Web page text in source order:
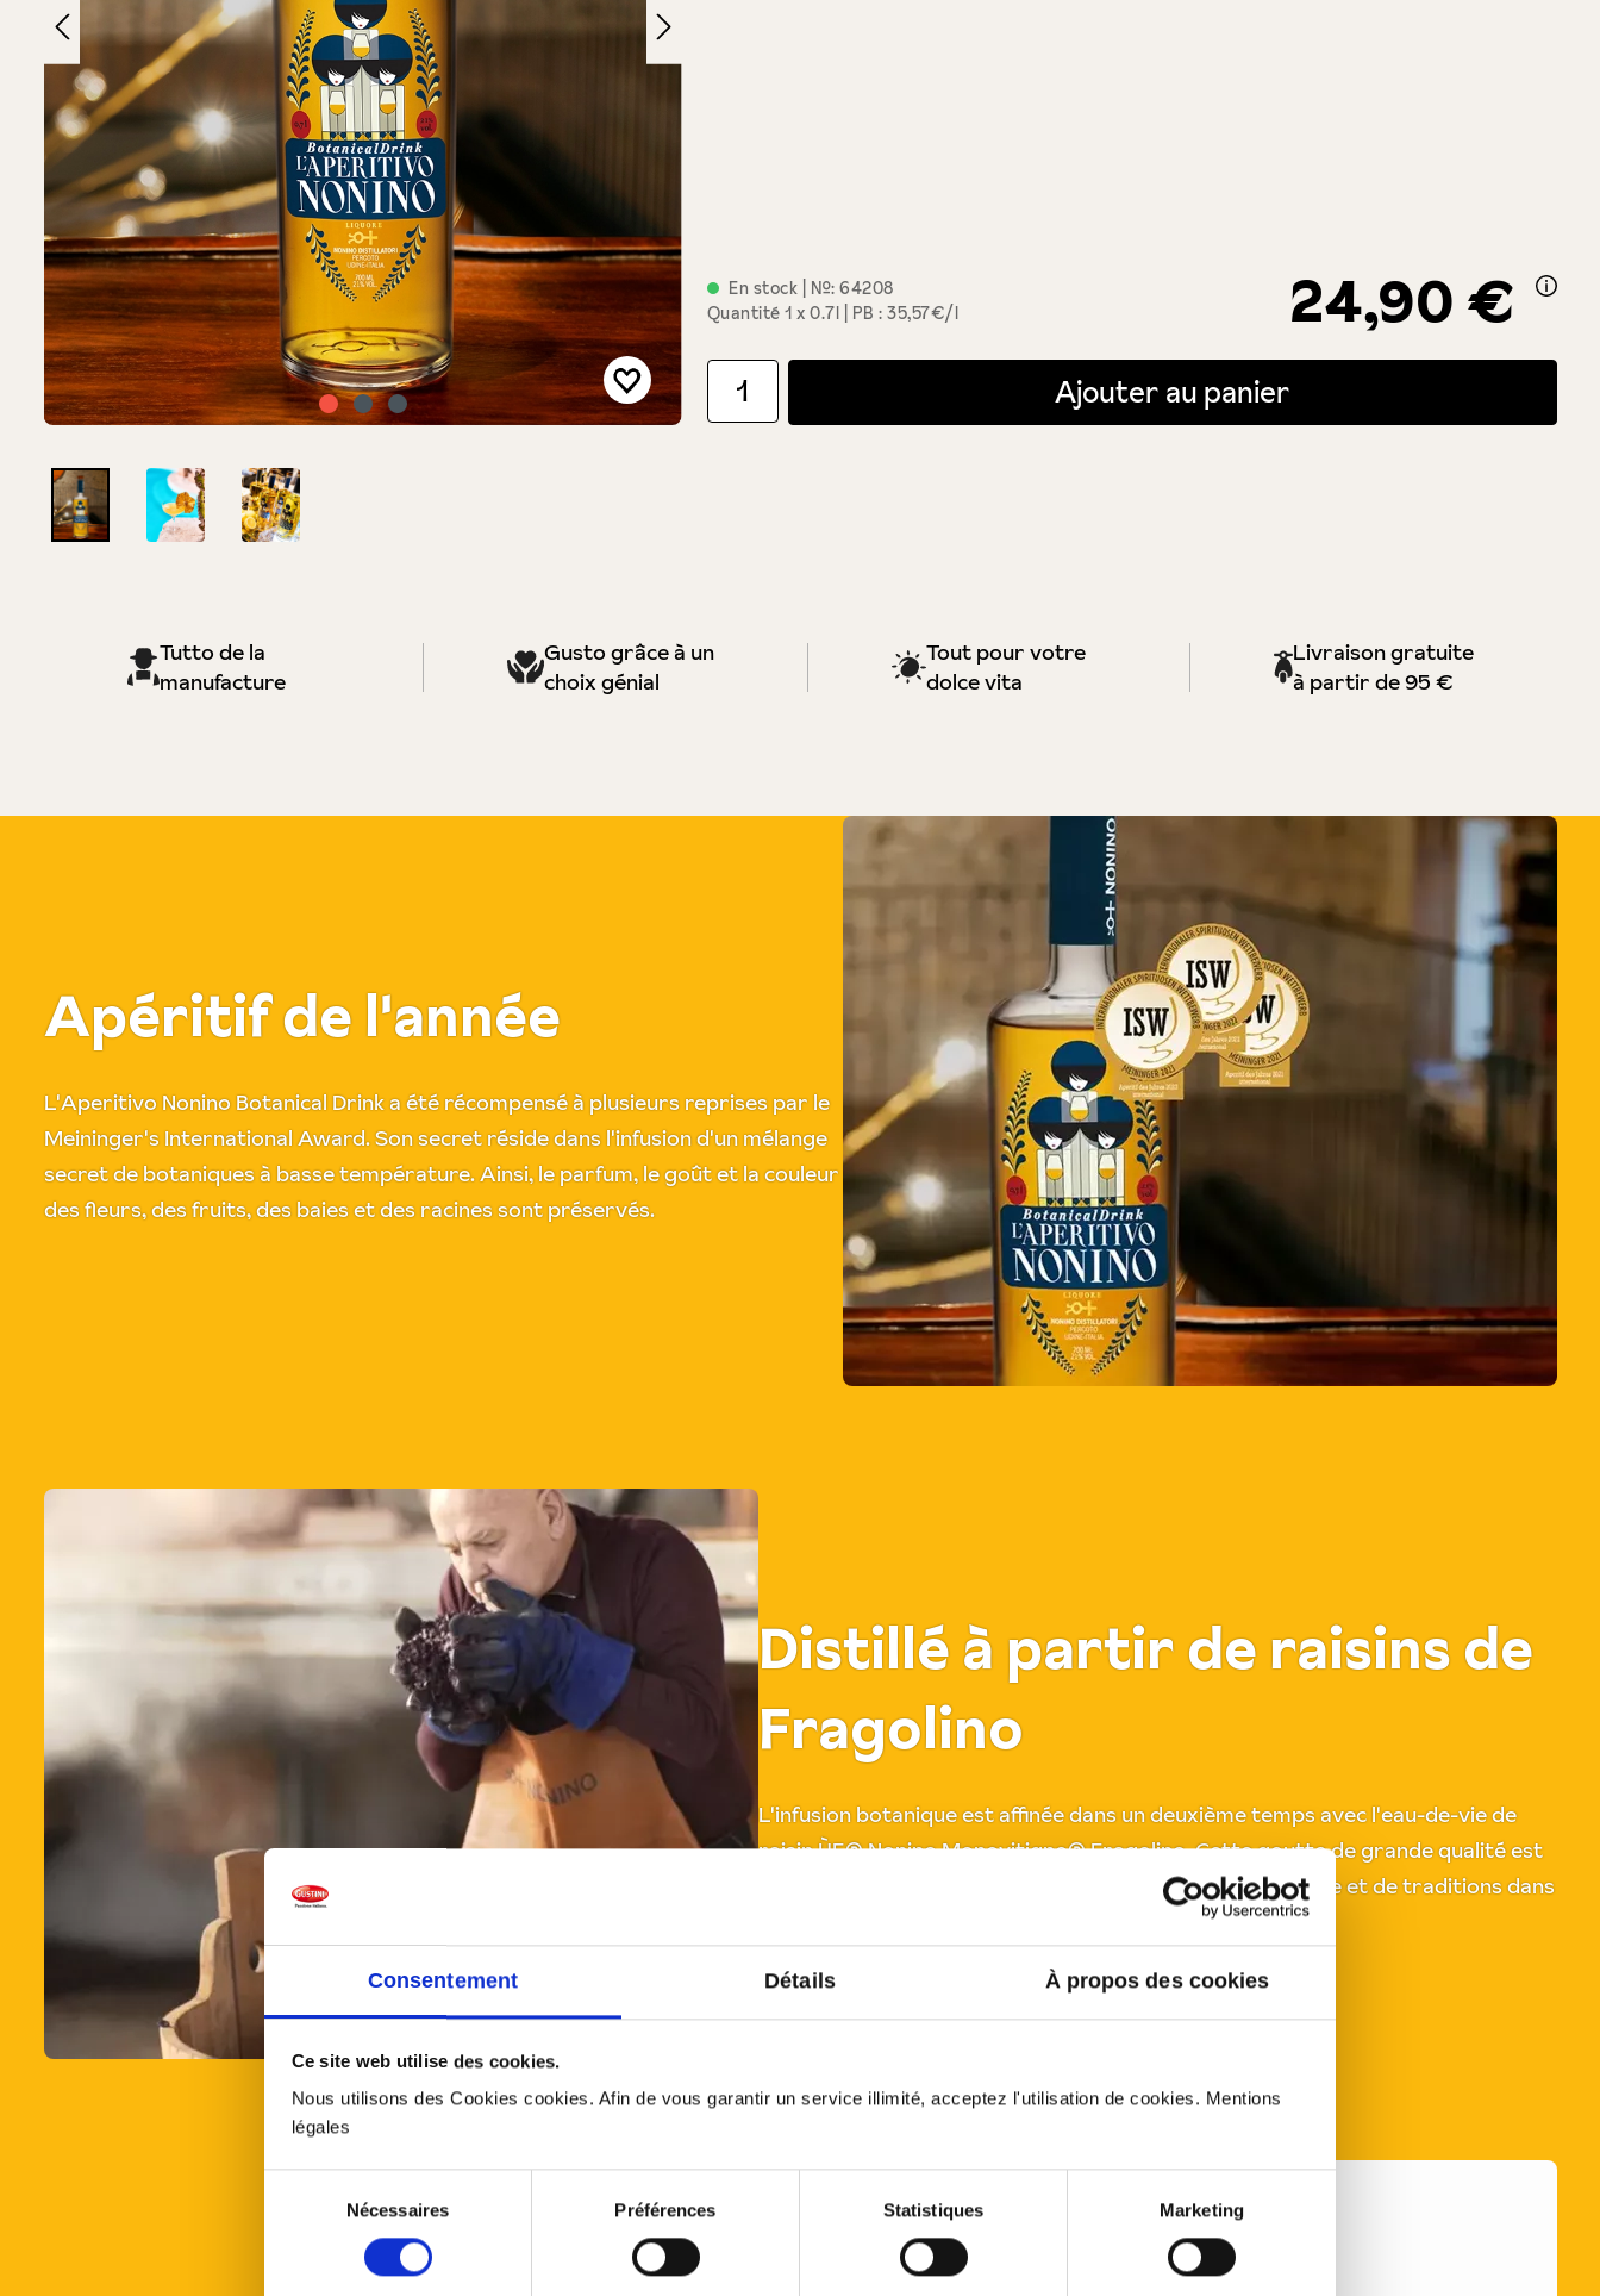
Consentement Détails À propos des cookies
Ce site web utilise des cookies.
Nous utilisons des Cookies cookies. Afin de vous garantir un service illimité, acceptez l'utilisation de cookies. Mentions
légales
consentement
Nécessaires Préférences Statistiques Marketing
En stock | №: 64208
Quantité 1 x 0.7l PB : 35,57€/l 24,90 €
Quantité de produit : Entrez la quantité souhaitée ou utilisez les boutons pour augmenter ou diminuer la quantité.
Ajouter au panier
Tutto de la
manufacture
Gusto grâce à un
choix génial
Tout pour votre
dolce vita
Livraison gratuite
à partir de 95 €
Apéritif de l'année
L'Aperitivo Nonino Botanical Drink a été récompensé à plusieurs reprises par le
Meininger's International Award. Son secret réside dans l'infusion d'un mélange
secret de botaniques à basse température. Ainsi, le parfum, le goût et la couleur
des fleurs, des fruits, des baies et des racines sont préservés.
Distillé à partir de raisins de
Fragolino
L'infusion botanique est affinée dans un deuxième temps avec l'eau-de-vie de
raisin ÙE® Nonino Monovitigno® Fragolino. Cette goutte de grande qualité est
distillée par la famille Nonino avec beaucoup de savoir-faire et de traditions dans